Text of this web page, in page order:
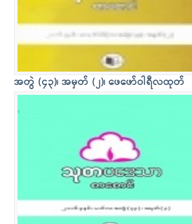
အတွဲ (၄၃)၊ အမှတ် (၂)၊ ဖေဖော်ဝါရီလထုတ်